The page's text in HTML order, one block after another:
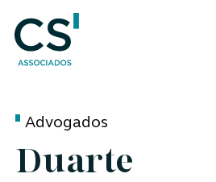
Advogados
Duarte